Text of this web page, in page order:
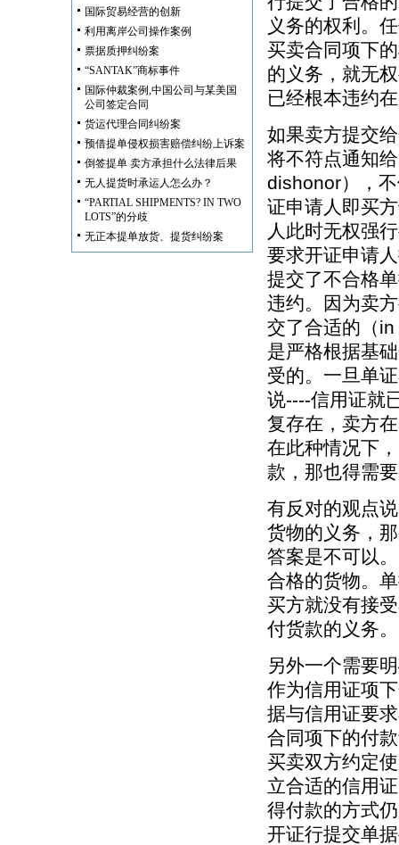
国际贸易经营的创新
利用离岸公司操作案例
票据质押纠纷案
“SANTAK”商标事件
国际仲裁案例,中国公司与某美国
公司签定合同
货运代理合同纠纷案
预借提单侵权损害赔偿纠纷上诉案
倒签提单 卖方承担什么法律后果
无人提货时承运人怎么办？
“PARTIAL SHIPMENTS? IN TWO
LOTS”的分歧
无正本提单放货、提货纠纷案
义务的权利。
买卖合同项下
的义务，就无
已经根本违约
如果卖方提交
将不符点通知
dishonor），
证申请人即买
人此时无权强
要求开证申请
提交了不合格
违约。因为卖
交了合适的（
是严格根据基
受的。一旦单
说----信用证就
复存在，卖方
在此种情况下
款，那也得需
有反对的观点
货物的义务，
答案是不可以
合格的货物。
买方就没有接
付货款的义务。
另外一个需要
作为信用证项
据与信用证要
合同项下的付
买卖双方约定
立合适的信用
得付款的方式
开证行提交单